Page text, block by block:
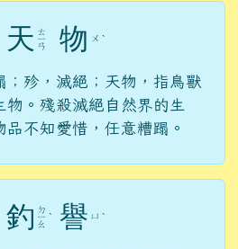
天 ㄊ
ㄧ
ㄢ 物 ㄨ ˋ
；殄，滅絕；天物，指鳥獸
物。殘殺滅絕自然界的生
不知愛惜，任意糟蹋。
釣 ㄉ
ㄧ
ㄠ
ˋ 譽 ㄩ ˋ